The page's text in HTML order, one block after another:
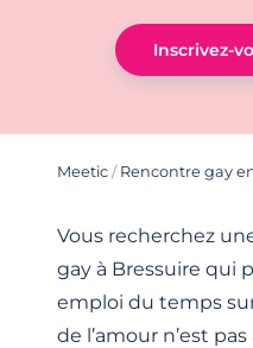
Inscrivez-
Meetic / Rencontre gay
Vous recherchez
gay à Bressuire qui
emploi du temps
de l’amour n’est